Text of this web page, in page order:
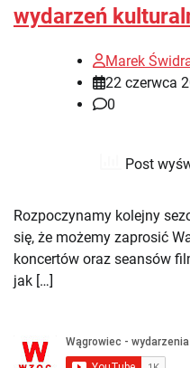
wydarzeń
Marek
22 czerwca
0
Post
Rozpoczynamy kolejny
się, że możemy zaprosić
koncertów oraz seansów
jak […]